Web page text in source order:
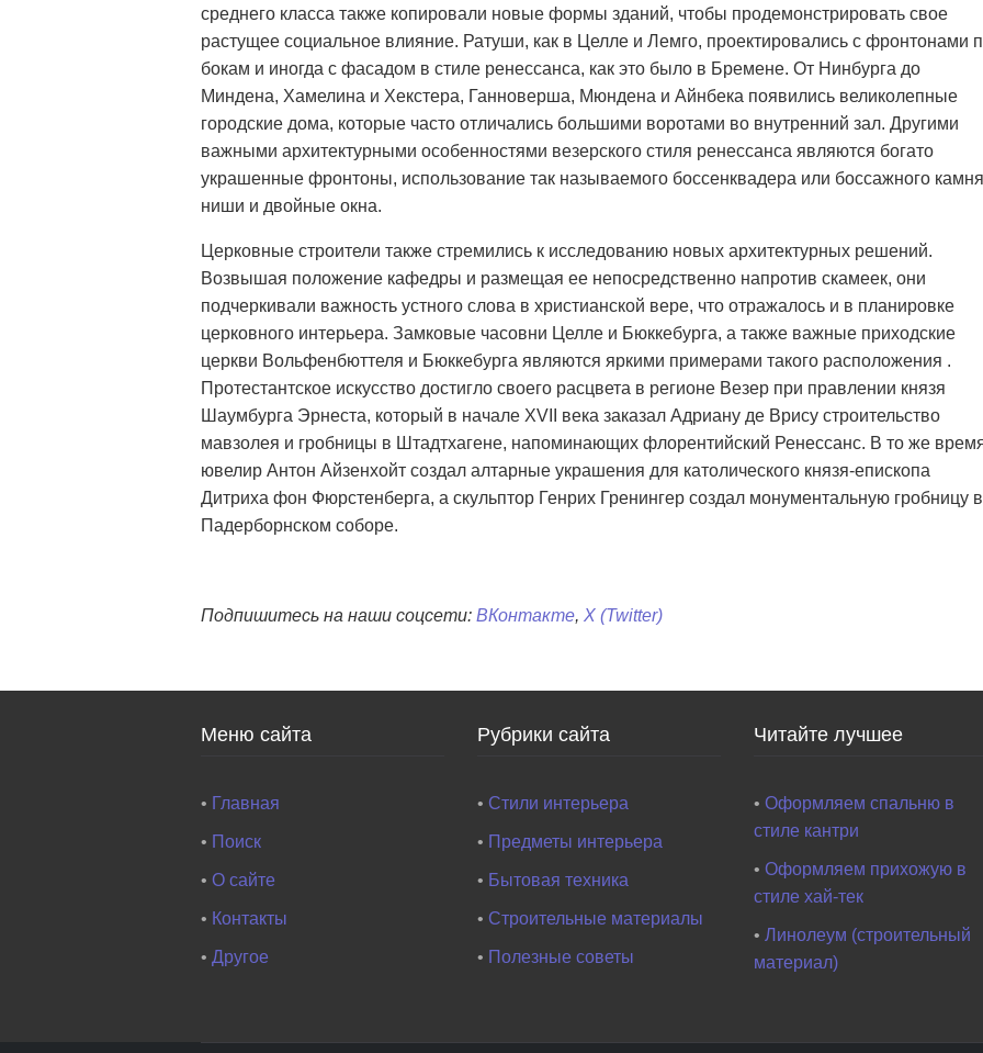
среднего класса также копировали новые формы зданий, чтобы продемонстрировать свое
растущее социальное влияние. Ратуши, как в Целле и Лемго, проектировались с фронтонами
бокам и иногда с фасадом в стиле ренессанса, как это было в Бремене. От Нинбурга до
Миндена, Хамелина и Хекстера, Ганноверша, Мюндена и Айнбека появились великолепные
городские дома, которые часто отличались большими воротами во внутренний зал. Другими
важными архитектурными особенностями везерского стиля ренессанса являются богато
украшенные фронтоны, использование так называемого боссенквадера или боссажного
ниши и двойные окна.
Церковные строители также стремились к исследованию новых архитектурных решений.
Возвышая положение кафедры и размещая ее непосредственно напротив скамеек, они
подчеркивали важность устного слова в христианской вере, что отражалось и в планировке
церковного интерьера. Замковые часовни Целле и Бюккебурга, а также важные приходские
церкви Вольфенбюттеля и Бюккебурга являются яркими примерами такого расположения .
Протестантское искусство достигло своего расцвета в регионе Везер при правлении князя
Шаумбурга Эрнеста, который в начале XVII века заказал Адриану де Врису строительство
мавзолея и гробницы в Штадтхагене, напоминающих флорентийский Ренессанс. В то же
ювелир Антон Айзенхойт создал алтарные украшения для католического князя-епископа
Дитриха фон Фюрстенберга, а скульптор Генрих Гренингер создал монументальную гробницу в
Падерборнском соборе.
Подпишитесь на наши соцсети: ВКонтакте, X (Twitter)
Меню сайта
• Главная
• Поиск
• О сайте
• Контакты
• Другое
Рубрики сайта
• Стили интерьера
• Предметы интерьера
• Бытовая техника
• Строительные материалы
• Полезные советы
Читайте лучшее
• Оформляем спальню в
стиле кантри
• Оформляем прихожую в
стиле хай-тек
• Линолеум (строительный
материал)